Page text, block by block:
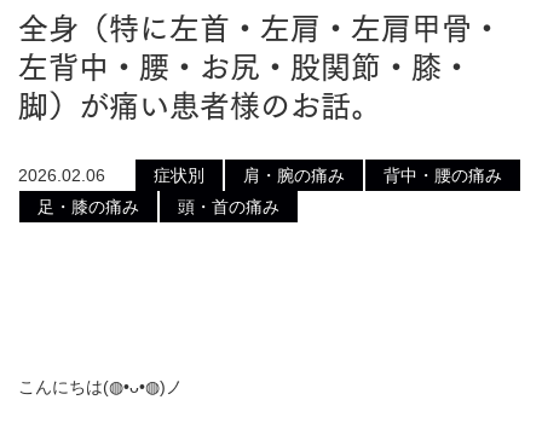
全身（特に左首・左肩・左肩甲骨・
左背中・腰・お尻・股関節・膝・
脚）が痛い患者様のお話。
2026.02.06 症状別 肩・腕の痛み
背中・腰の痛み
足・膝の痛み
頭・首の痛み
こんにちは(⁠◍⁠•⁠ᴗ⁠•⁠◍⁠)ノ